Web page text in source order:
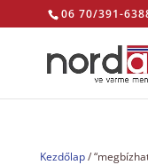
06 70/391-
Kezdőlap/